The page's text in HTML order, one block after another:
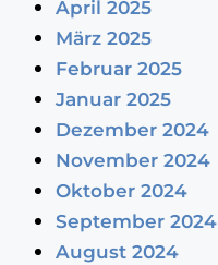
April 2025
März 2025
Februar 2025
Januar 2025
Dezember 2024
November 2024
Oktober 2024
September 2024
August 2024